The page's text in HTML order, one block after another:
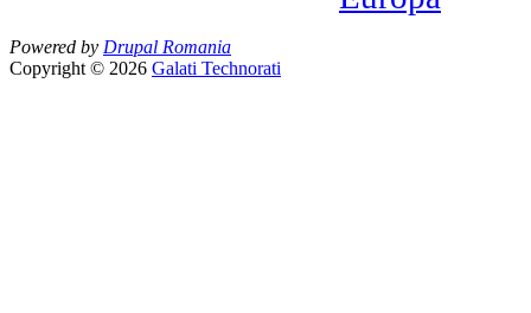
Powered by Drupal Romania
Copyright © 2026 Galati Technorati